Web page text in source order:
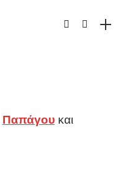
Παπάγουκαι